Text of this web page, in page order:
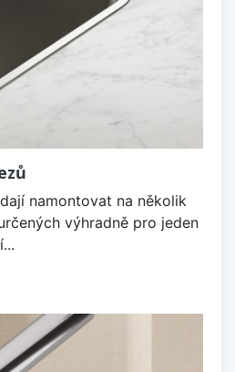
namontovat na několik
výhradně pro jeden